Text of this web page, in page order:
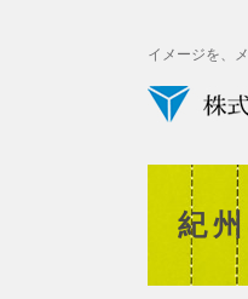
イメージを、
紀